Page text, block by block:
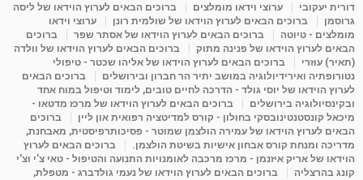
09:12
מאת admin 11 שנים 3,649 צפיות
פנינה מתוק - מרכז "נתיב הלב" בהרצליה-
מדיטציה-התחדשות
Shahar-vod
דורית יעקובי
ערוצי וידאו מומלצים
ברוכים הבאים לערוץ הוידאו של ליסה
גרוסמן
ברוכים הבאים לערוץ הוידאו של שולמית רונן
ערוצי וידאו
מומלצים - טיוטה
ברוכים הבאים לערוץ הוידאו של אסתר שפר
ברוכים
הבאים לערוץ הוידאו של פנינה מתוק
ברוכים הבאים לערוץ הוידאו של וולדה
(תאיר) עוזרי
ברוכים הבאים לערוץ הוידאו של אליהו שכטר - טיפולי
נטורופתיה ואירידיולוגיה במושב יתיר הר חברון ובירושלים
ברוכים הבאים
לערוץ הוידאו של יוסי גולד - הדרכה לחיים טובים, לימוד וטיפול במוח אחד
ובקינסיולוגיה בירושלים
ברוכים הבאים לערוץ הוידאו של מרכז מדטאו -
מיכאל קונסטנטינובסקי בחולון - קורס למדיטציה רפואית און ליין
ברוכים
הבאים לערוץ הוידאו של עמירה הולצמן שמוטר - פסיכותרפיסטית, מאבחנת,
מדריכה ומנחת קורס אבחון אישיות בשיטת הולצמן.
ברוכים הבאים לערוץ
הוידאו של אריק איזנמן - מרכז מרכבה לאומנויות התנועה והטיפול - טאי צ'י וצ'י
קונג בהרצליה
ברוכים הבאים לערוץ הוידאו של נעמי גולדברג - מטפלת,